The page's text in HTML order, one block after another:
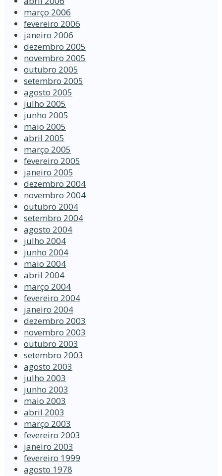
março 2006
fevereiro 2006
janeiro 2006
dezembro 2005
novembro 2005
outubro 2005
setembro 2005
agosto 2005
julho 2005
junho 2005
maio 2005
abril 2005
março 2005
fevereiro 2005
janeiro 2005
dezembro 2004
novembro 2004
outubro 2004
setembro 2004
agosto 2004
julho 2004
junho 2004
maio 2004
abril 2004
março 2004
fevereiro 2004
janeiro 2004
dezembro 2003
novembro 2003
outubro 2003
setembro 2003
agosto 2003
julho 2003
junho 2003
maio 2003
abril 2003
março 2003
fevereiro 2003
janeiro 2003
fevereiro 1999
agosto 1978